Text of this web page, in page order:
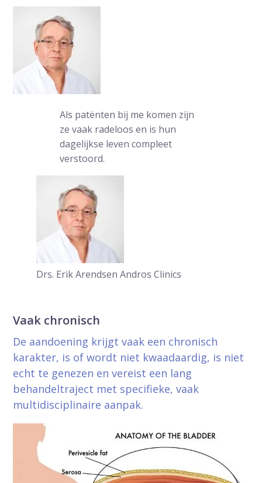
Als patënten bij me komen zijn
ze vaak radeloos en is hun
dagelijkse leven compleet
verstoord.
Drs. Erik ArendsenAndros Clinics
Vaak chronisch
De aandoening krijgt vaak een chronisch
karakter, is of wordt niet kwaadaardig, is niet
echt te genezen en vereist een lang
behandeltraject met specifieke, vaak
multidisciplinaire aanpak.